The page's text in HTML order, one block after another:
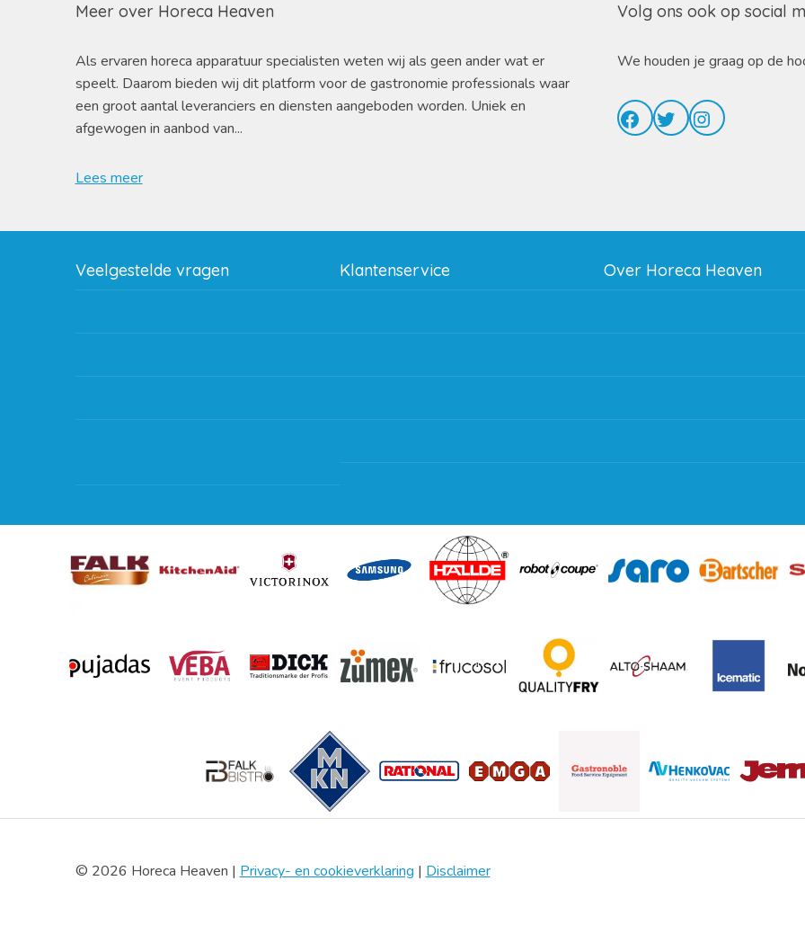
Meer over Horeca Heaven
Als ervaren horeca apparatuur specialisten weten wij als geen ander wat er
speelt. Daarom bieden wij dit platform voor de gastronomie professionals waar
een groot aantal leveranciers en diensten aangeboden worden. Uniek en
afgewogen in aanbod van...
Lees meer
Volg ons ook op social
We houden je graag op de
Facebook
TwitterInstagram
Veelgestelde vragen Klantenservice
Subsidie regeling EIA 2020
Over Horeca Heaven
© 2026 Horeca Heaven | Privacy- en cookieverklaring | Disclaimer